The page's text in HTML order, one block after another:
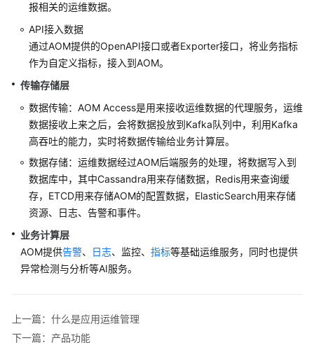
SDK
考
常
见
问
题
视
频
帮
助
AOM
1.0
文
产
品
报相关的运维数据。
API接入数据
通过AOM提供的OpenAPI接口或者Exporter接口，将业务指标
作为自定义指标，接入到AOM。
传输存储层
数据传输：AOM Access是用来接收运维数据的代理服务，运维
数据接收上来之后，会将数据投放到Kafka队列中，利用Kafka
高吞吐的能力，实时将数据传输给业务计算层。
数据存储：运维数据经过AOM后端服务的处理，将数据写入到
数据库中，其中Cassandra用来存储数据，Redis用来查询缓
存，ETCD用来存储AOM的配置数据，ElasticSearch用来存储
资源、日志、告警和事件。
业务计算层
AOM提供告警、 日志、监控、 指标等基础运维服务，同时也提供
异常检测与分析等AI服务。
上一篇：什么是应用运维管理
下一篇：产品功能